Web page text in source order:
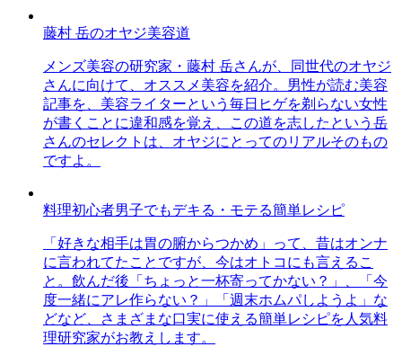
藤村 岳のオヤジ美容道
メンズ美容の研究家・藤村 岳さんが、同世代のオヤジ
さんに向けて、オススメ美容を紹介。男性が読む美容
記事を、美容ライターという毎日ヒゲを剃らない女性
が書くことに違和感を覚え、この道を志したという岳
さんのセレクトは、オヤジにとってのリアルそのもの
ですよ。
料理初心者男子でもデキる・モテる簡単レシピ
「好きな相手は胃の腑からつかめ」って、昔はオンナ
に言われてたことですが、今はオトコにも言えるこ
と。飲んだ後「ちょっと一杯寄ってかない？」、「今
度一緒にアレ作らない？」「週末ホムパしようよ」な
どなど、さまざまな口実に使える簡単レシピを人気料
理研究家がお教えします。